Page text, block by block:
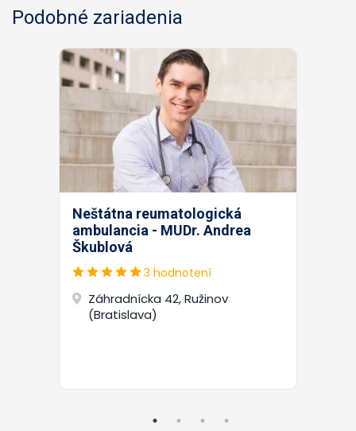
Podobné zariadenia
Neštátna reumatologická
ambulancia - MUDr. Andrea
Škublová
3 hodnotení
Záhradnícka 42, Ružinov
(Bratislava)